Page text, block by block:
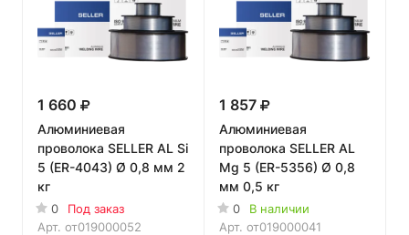
1 660
Алюминиевая
проволока SELLER AL Si
5 (ER-4043) Ø 0,8 мм 2
кг
0
Под заказ
Арт. от019000052
1 857
Алюминиевая
проволока SELLER AL
Mg 5 (ER-5356) Ø 0,8
мм 0,5 кг
0
В наличии
Арт. от019000041